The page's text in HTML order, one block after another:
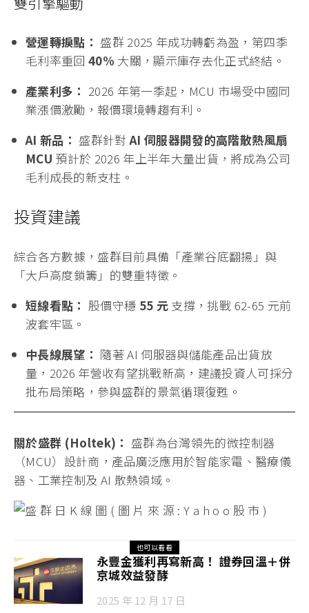
營運轉捩點： 盛群 2025 年成功轉虧為盈，第四季
毛利率重回40% 大關，顯示庫存去化正式終結。
產業利多： 2026 年第一季起，MCU 市場受中國同
業漲價激勵，報價環境轉趨有利。
AI 新品： 盛群針對AI 伺服器開發的高階散熱風扇
MCU 預計於 2026 年上半年大量出貨，將成為公司
毛利成長的新支柱。
投資建議
綜合各方數據，盛群目前具備「產業谷底翻揚」與
「大戶高度鎖籌」的雙重特徵。
短線看點： 股價守穩 55 元 支撐，挑戰 62-65 元前
波套牢區。
中長線展望： 隨著 AI 伺服器與儲能產品出貨放
量，2026 年營收有望挑戰新高，建議投資人可採分
批布局策略，參與盛群的景氣循環復甦。
關於盛群 (Holtek)： 盛群為台灣領先的微控制器
（MCU）設計商，產品廣泛應用於智能家電、醫療儀
器、工業控制及 AI 散熱領域。
也可以看看
永豐金獲利再寫新高！ 證券回溫＋併
京城效益發酵
2025 年 12 月 17 日